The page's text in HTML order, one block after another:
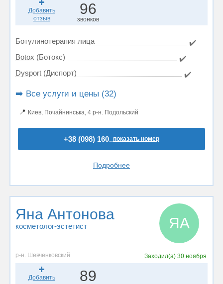
Добавить
отзыв
96
звонков
Ботулинотерапия лица
✔️
Botox (Ботокс)
✔️
Dysport (Диспорт)
✔️
➡️ Все услуги и цены (32)
📍 Киев, Почайнинська, 4 р-н. Подольский
+38 (098) 160..показать номер
Подробнее
Яна Антонова
косметолог-эстетист ЯА
р-н. Шевченковский Заходил(а)30 ноября
Добавить
89